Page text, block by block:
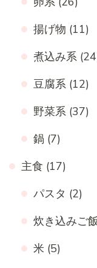
揚げ物 (11)
煮込み系
豆腐系 (12)
野菜系 (37)
鍋 (7)
主食 (17)
パスタ (2)
炊き込みご
米 (5)